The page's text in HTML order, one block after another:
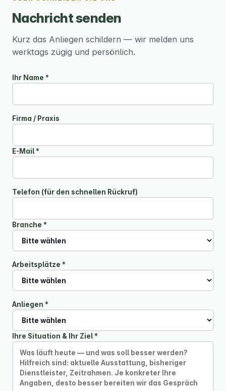
Nachricht senden
Kurz das Anliegen schildern — wir melden uns
werktags zügig und persönlich.
Ihr Name *
Firma / Praxis
E-Mail *
Telefon (für den schnellen Rückruf)
Branche *
Arbeitsplätze *
Anliegen *
Ihre Situation & Ihr Ziel *